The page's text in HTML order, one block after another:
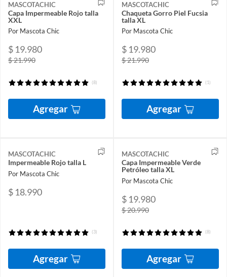
MASCOTACHIC
Capa Impermeable Rojo talla
XXL
Por Mascota Chic
$ 19.980
$ 21.990
(8)
Agregar
MASCOTACHIC
Chaqueta Gorro Piel Fucsia
talla XL
Por Mascota Chic
$ 19.980
$ 21.990
(1)
Agregar
MASCOTACHIC
Impermeable Rojo talla L
Por Mascota Chic
$ 18.990
(3)
Agregar
MASCOTACHIC
Capa Impermeable Verde
Petróleo talla XL
Por Mascota Chic
$ 19.980
$ 20.990
(8)
Agregar